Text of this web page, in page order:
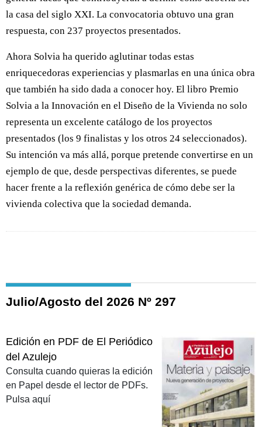
la casa del siglo XXI. La convocatoria obtuvo una gran
respuesta, con 237 proyectos presentados.
Ahora Solvia ha querido aglutinar todas estas
enriquecedoras experiencias y plasmarlas en una única obra
que también ha sido dada a conocer hoy. El libro Premio
Solvia a la Innovación en el Diseño de la Vivienda no solo
representa un excelente catálogo de los proyectos
presentados (los 9 finalistas y los otros 24 seleccionados).
Su intención va más allá, porque pretende convertirse en un
ejemplo de que, desde perspectivas diferentes, se puede
hacer frente a la reflexión genérica de cómo debe ser la
vivienda colectiva que la sociedad demanda.
Julio/Agosto del 2026 Nº 297
Edición en PDF de El Periódico
del Azulejo
Consulta cuando quieras la edición
en Papel desde el lector de PDFs.
Pulsa aquí